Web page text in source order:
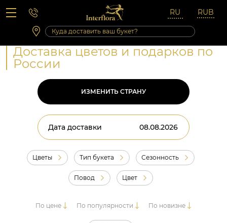
Вопросы-ответы
Сб 10:00 ‐ 14:00
Выходные и праздничные дни
Доставка цветов и подарков по
России
ИЗМЕНИТЬ СТРАНУ
Дата доставки
Цветы Тип букета Сезонность
Повод Цвет
По цене По популярности По новизне